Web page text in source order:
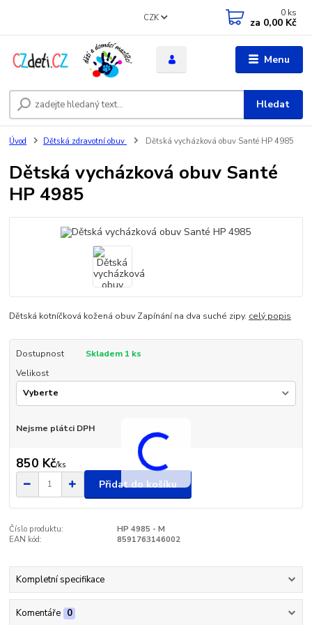
Menu
CZK
Hledat
0 ks
za 0,00 Kč
Úvod Dětská zdravotní obuv Dětská vycházková obuv Santé HP 4985
Dětská vycházková obuv Santé
HP 4985
Dětská kotníčková kožená obuv Zapínání na dva suché zipy. celý popis
Dostupnost
Skladem 1 ks
Velikost
Nejsme plátci DPH
850 Kč/ks
Přidat do košíku
Číslo produktu:
HP 4985 - M
EAN kód:
8591763146002
Kompletní specifikace
Komentáře 0